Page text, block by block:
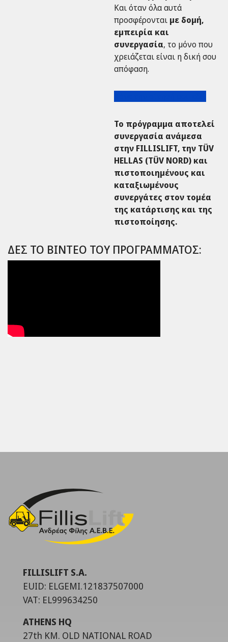
Και όταν όλα αυτά
προσφέρονται με δομή,
εμπειρία και
συνεργασία, το μόνο που
χρειάζεται είναι η δική σου
απόφαση.
Το πρόγραμμα αποτελεί
συνεργασία ανάμεσα
στην FILLISLIFT, την TÜV
HELLAS (TÜV NORD) και
πιστοποιημένους και
καταξιωμένους
συνεργάτες στον τομέα
της κατάρτισης και της
πιστοποίησης.
ΔΕΣ ΤΟ ΒΙΝΤΕΟ ΤΟΥ ΠΡΟΓΡΑΜΜΑΤΟΣ:
FILLISLIFT S.A.
EUID: ELGEMI.121837507000
VAT: EL999634250
ATHENS HQ
27th KM. OLD NATIONAL ROAD